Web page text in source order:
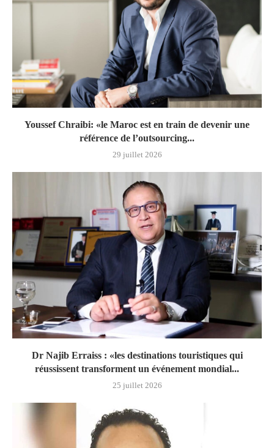
Youssef Chraibi: «le Maroc est en train de devenir une
référence de l’outsourcing...
29 juillet 2026
Dr Najib Erraiss : «les destinations touristiques qui
réussissent transforment un événement mondial...
25 juillet 2026